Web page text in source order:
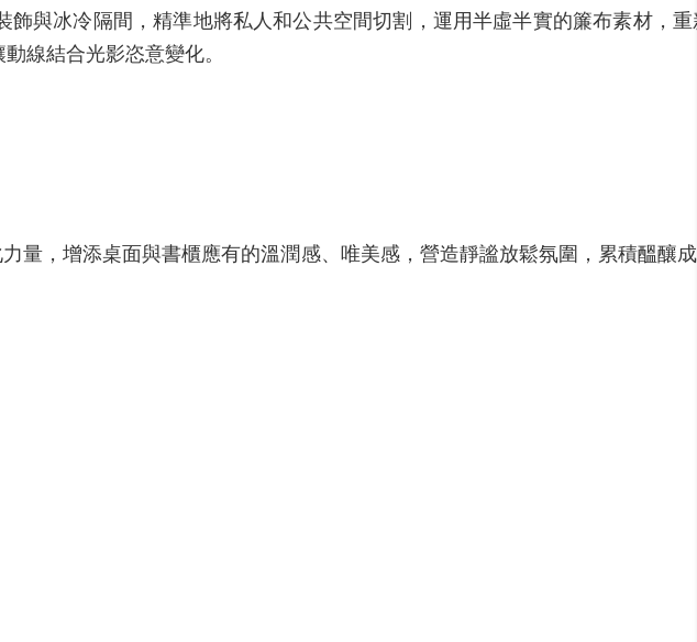
飾與冰冷隔間，精準地將私人和公共空間切割，運用半虛半實的簾布素材，
線結合光影恣意變化。
量，增添桌面與書櫃應有的溫潤感、唯美感，營造靜謐放鬆氛圍，累積醞釀